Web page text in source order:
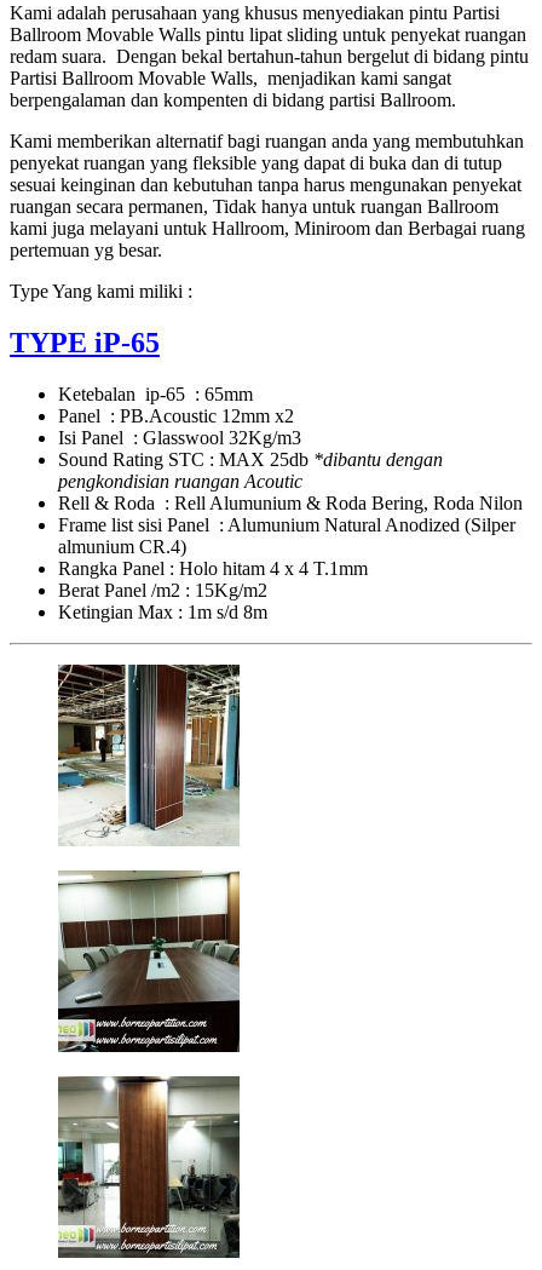
Kami adalah perusahaan yang khusus menyediakan pintu Partisi
Ballroom Movable Walls pintu lipat sliding untuk penyekat ruangan
redam suara. Dengan bekal bertahun-tahun bergelut di bidang pintu
Partisi Ballroom Movable Walls, menjadikan kami sangat
berpengalaman dan kompenten di bidang partisi Ballroom.
Kami memberikan alternatif bagi ruangan anda yang membutuhkan
penyekat ruangan yang fleksible yang dapat di buka dan di tutup
sesuai keinginan dan kebutuhan tanpa harus mengunakan penyekat
ruangan secara permanen, Tidak hanya untuk ruangan Ballroom
kami juga melayani untuk Hallroom, Miniroom dan Berbagai ruang
pertemuan yg besar.
Type Yang kami miliki :
TYPE iP-65
Ketebalan ip-65 : 65mm
Panel : PB.Acoustic 12mm x2
Isi Panel : Glasswool 32Kg/m3
Sound Rating STC : MAX 25db *dibantu dengan
pengkondisian ruangan Acoutic
Rell & Roda : Rell Alumunium & Roda Bering, Roda Nilon
Frame list sisi Panel : Alumunium Natural Anodized (Silper
almunium CR.4)
Rangka Panel : Holo hitam 4 x 4 T.1mm
Berat Panel /m2 : 15Kg/m2
Ketingian Max : 1m s/d 8m